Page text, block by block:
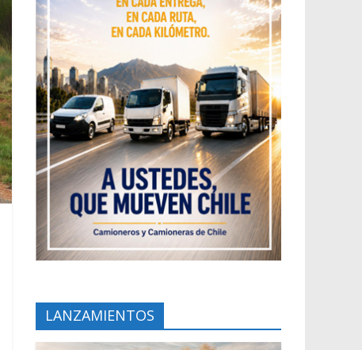
LANZAMIENTOS